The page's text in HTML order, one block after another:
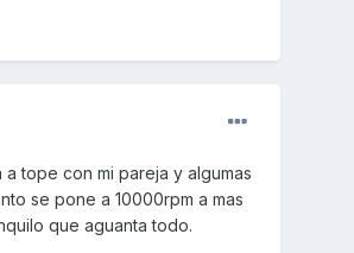
tope con mi pareja y algumas
se pone a 10000rpm a mas
que aguanta todo.